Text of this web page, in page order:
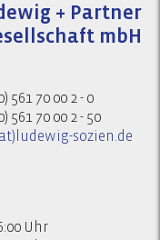
+ Partner
mbH
561 70 00 2 - 0
561 70 00 2 - 50
sozien.de
Uhr